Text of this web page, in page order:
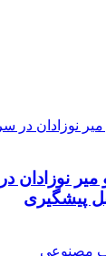
نوزادان
پیشگیری